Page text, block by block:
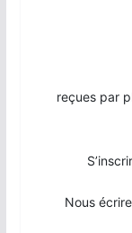
reçues par
Nous